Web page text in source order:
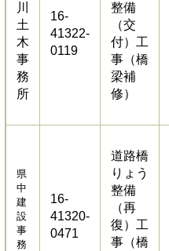
川
土
木
事
務
所
16-
41322-
0119
整備
（交
付）工
事（橋
梁補
修）
県
中
建
設
事
務
16-
41320-
0471
道路橋
りょう
整備
（再
復）工
事（橋